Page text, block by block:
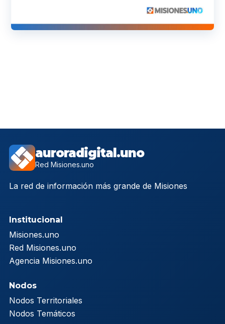
auroradigital.uno
Red Misiones.uno
La red de información más grande de Misiones
Institucional
Misiones.uno
Red Misiones.uno
Agencia Misiones.uno
Nodos
Nodos Territoriales
Nodos Temáticos